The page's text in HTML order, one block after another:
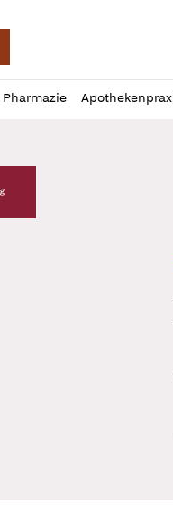
Pharmazie
Verlag Logo